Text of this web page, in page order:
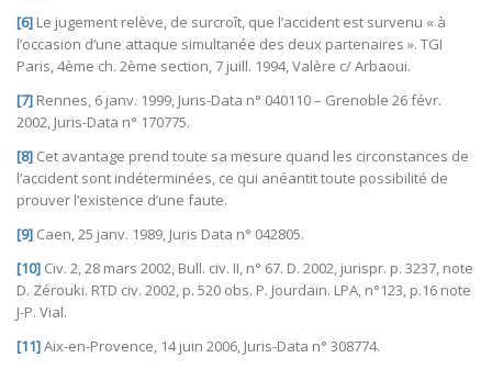
[6] Le jugement relève, de surcroît, que l’accident est survenu « à
l’occasion d’une attaque simultanée des deux partenaires ». TGI
Paris, 4ème ch. 2ème section, 7 juill. 1994, Valère c/ Arbaoui.
[7] Rennes, 6 janv. 1999, Juris-Data n° 040110 – Grenoble 26 févr.
2002, Juris-Data n° 170775.
[8] Cet avantage prend toute sa mesure quand les circonstances de
l’accident sont indéterminées, ce qui anéantit toute possibilité de
prouver l’existence d’une faute.
[9] Caen, 25 janv. 1989, Juris Data n° 042805.
[10] Civ. 2, 28 mars 2002, Bull. civ. II, n° 67. D. 2002, jurispr. p. 3237, note
D. Zérouki. RTD civ. 2002, p. 520 obs. P. Jourdain. LPA, n°123, p.16 note
J-P. Vial.
[11]Aix-en-Provence, 14 juin 2006, Juris-Data n° 308774.